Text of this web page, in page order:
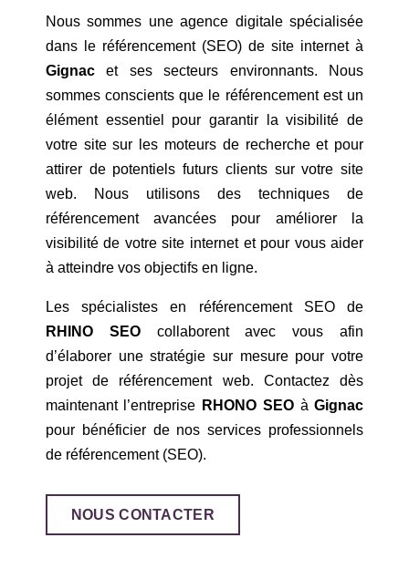
Nous sommes une agence digitale spécialisée
dans le référencement (SEO) de site internet à
Gignacet ses secteurs environnants. Nous
sommes conscients que le référencement est un
élément essentiel pour garantir la visibilité de
votre site sur les moteurs de recherche et pour
attirer de potentiels futurs clients sur votre site
web. Nous utilisons des techniques de
référencement avancées pour améliorer la
visibilité de votre site internet et pour vous aider
à atteindre vos objectifs en ligne.
Les spécialistes en référencement SEO de
RHINO SEOcollaborent avec vous afin
d’élaborer une stratégie sur mesure pour votre
projet de référencement web. Contactez dès
maintenant l’entreprise RHONO SEOàGignac
pour bénéficier de nos services professionnels
de référencement (SEO).
NOUS CONTACTER